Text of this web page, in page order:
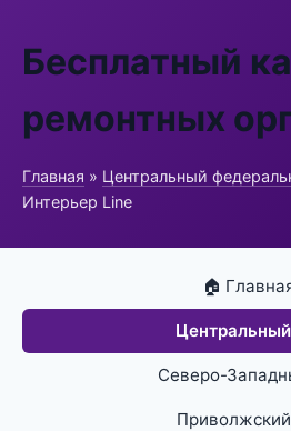
Бесплатный
ремонтных
Главная » Центральный
Интерьер Line
🏠
Северо-